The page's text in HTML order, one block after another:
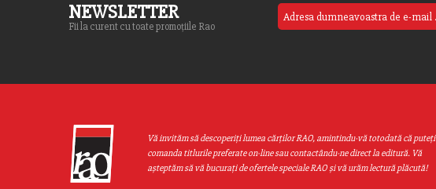
NEWSLETTER
Fii la curent cu toate promoțiile Rao
Vă invităm să descoperiţi lumea cărţilor RAO, amintindu-vă totodată că puteţi
comanda titlurile preferate on-line sau contactându-ne direct la editură. Vă
aşteptăm să vă bucuraţi de ofertele speciale RAO şi vă urăm lectură plăcută!